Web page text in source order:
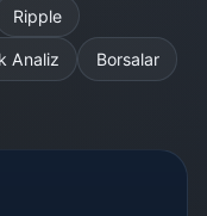
Ripple
Analiz Borsalar